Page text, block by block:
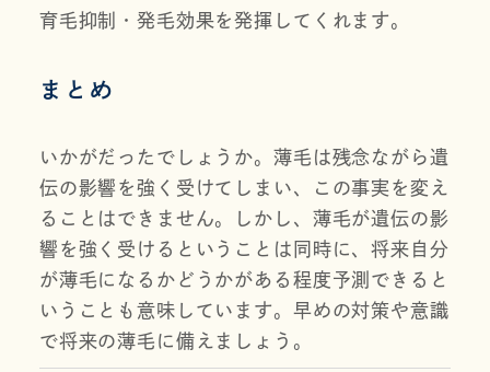
育毛抑制・発毛効果を発揮してくれます。
まとめ
いかがだったでしょうか。薄毛は残念ながら遺
伝の影響を強く受けてしまい、この事実を変え
ることはできません。しかし、薄毛が遺伝の影
響を強く受けるということは同時に、将来自分
が薄毛になるかどうかがある程度予測できると
いうことも意味しています。早めの対策や意識
で将来の薄毛に備えましょう。